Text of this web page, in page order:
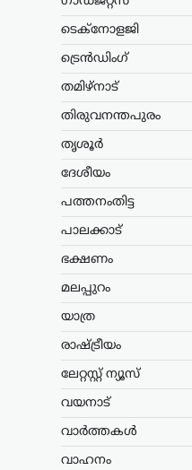
ടെക്നോളജി
ട്രെൻഡിംഗ്
തമിഴ്നാട്
തിരുവനന്തപുരം
തൃശൂർ
ദേശീയം
പത്തനംതിട്ട
പാലക്കാട്
ഭക്ഷണം
മലപ്പുറം
യാത്ര
രാഷ്ട്രീയം
ലേറ്റസ്റ്റ് ന്യൂസ്
വയനാട്
വാർത്തകൾ
വാഹനം
റഷ്യയിൽ
സെനറ്റ്
ചൈന
കേരളം,